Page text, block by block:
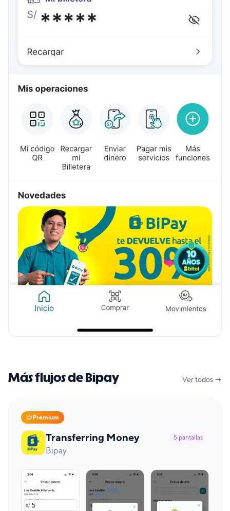
Más flujos de Bipay Ver todos →
Premium
Transferring Money
Bipay
5 pantallas